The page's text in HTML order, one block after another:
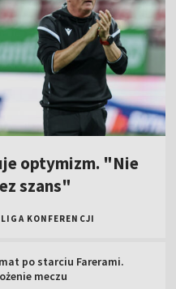
optymizm. "Nie
szans"
LIGA KONFERENCJI
po starciu Farerami.
meczu